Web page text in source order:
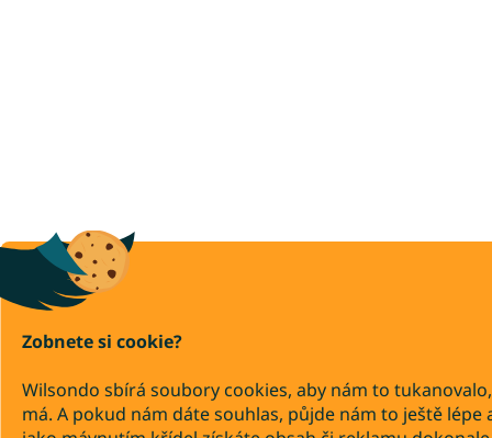
Zobnete si cookie?
Wilsondo sbírá soubory cookies, aby nám to
má. A pokud nám dáte souhlas, půjde nám to ještě lépe